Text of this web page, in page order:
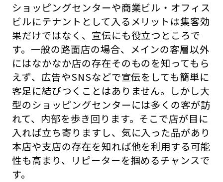
ショッピングセンターや商業ビル・オフィス
ビルにテナントとして入るメリットは集客効
果だけではなく、宣伝にも役立つところで
す。一般の路面店の場合、メインの客層以外
にはなかなか店の存在そのものを知ってもら
えず、広告やSNSなどで宣伝をしても簡単に
客足に結びつくことはありません。しかし大
型のショッピングセンターには多くの客が訪
れて、内部を歩き回ります。そこで店が目に
入れば立ち寄りますし、気に入った品があり
本店や支店の存在を知れば他を利用する可能
性も高まり、リピーターを掴めるチャンスで
す。